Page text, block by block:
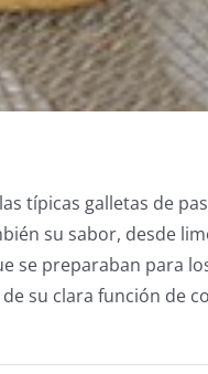
típicas galletas de
su sabor, desde
se preparaban para
su clara función de